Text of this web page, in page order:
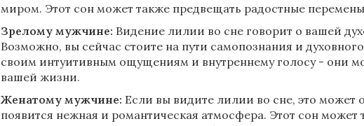
миром. Этот сон может также предвещать радостные
Зрелому мужчине: Видение лилии во сне говорит о вашей
Возможно, вы сейчас стоите на пути самопознания и
своим интуитивным ощущениям и внутреннему голосу - они
вашей жизни.
Женатому мужчине: Если вы видите лилии во сне, это может
появится нежная и романтическая атмосфера. Этот сон может